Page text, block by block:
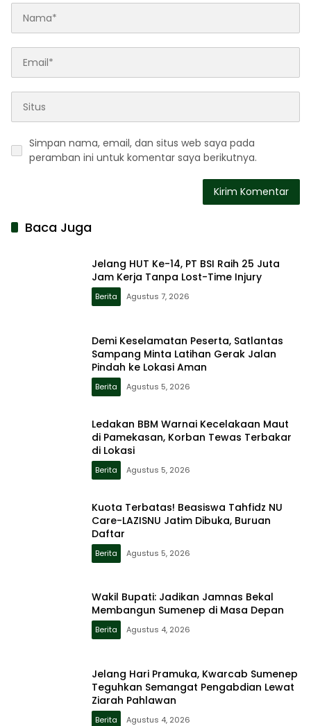
Simpan nama, email, dan situs web saya pada
peramban ini untuk komentar saya berikutnya.
Baca Juga
Jelang HUT Ke-14, PT BSI Raih 25 Juta
Jam Kerja Tanpa Lost-Time Injury
Berita Agustus 7, 2026
Demi Keselamatan Peserta, Satlantas
Sampang Minta Latihan Gerak Jalan
Pindah ke Lokasi Aman
Berita Agustus 5, 2026
Ledakan BBM Warnai Kecelakaan Maut
di Pamekasan, Korban Tewas Terbakar
di Lokasi
Berita Agustus 5, 2026
Kuota Terbatas! Beasiswa Tahfidz NU
Care-LAZISNU Jatim Dibuka, Buruan
Daftar
Berita Agustus 5, 2026
Wakil Bupati: Jadikan Jamnas Bekal
Membangun Sumenep di Masa Depan
Berita Agustus 4, 2026
Jelang Hari Pramuka, Kwarcab Sumenep
Teguhkan Semangat Pengabdian Lewat
Ziarah Pahlawan
Berita Agustus 4, 2026